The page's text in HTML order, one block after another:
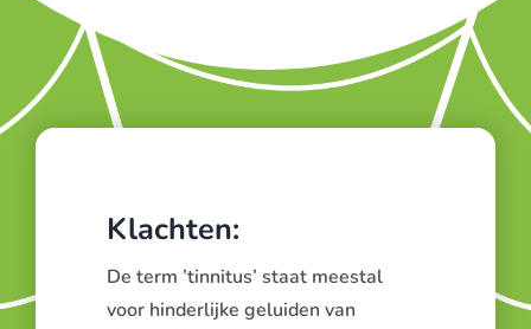
Contact
Klachten:
De term ’tinnitus’ staat meestal
voor hinderlijke geluiden van